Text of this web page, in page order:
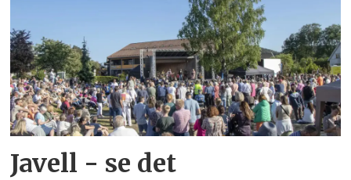
Javell - se det